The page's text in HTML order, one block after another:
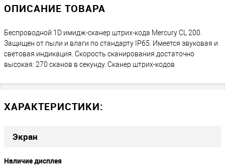
ОПИСАНИЕ ТОВАРА
Беспроводной 1D имидж-сканер штрих-кода Mercury CL 200.
Защищен от пыли и влаги по стандарту IP65. Имеется звуковая и
световая индикация. Скорость сканирования достаточно
высокая: 270 сканов в секунду. Сканер штрих-кодов
ХАРАКТЕРИСТИКИ:
Экран
Наличие дисплея